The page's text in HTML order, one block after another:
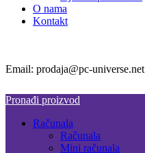
O nama
Kontakt
Email: prodaja@pc-universe.net
Pronađi proizvod
Računala
Računala
Mini računala